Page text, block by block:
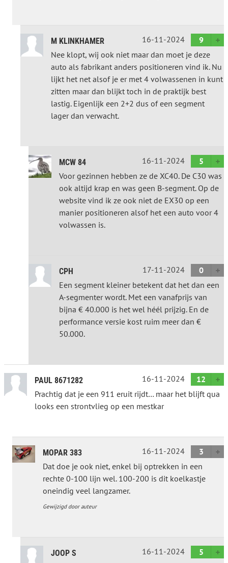
M KLINKHAMER 16-11-2024
9
Nee klopt, wij ook niet maar dan moet je deze
auto als fabrikant anders positioneren vind ik. Nu
lijkt het net alsof je er met 4 volwassenen in kunt
zitten maar dan blijkt toch in de praktijk best
lastig. Eigenlijk een 2+2 dus of een segment
lager dan verwacht.
MCW 84 16-11-2024
5
Voor gezinnen hebben ze de XC40. De C30 was
ook altijd krap en was geen B-segment. Op de
website vind ik ze ook niet de EX30 op een
manier positioneren alsof het een auto voor 4
volwassen is.
CPH 17-11-2024
0
Een segment kleiner betekent dat het dan een
A-segmenter wordt. Met een vanafprijs van
bijna € 40.000 is het wel héél prijzig. En de
performance versie kost ruim meer dan €
50.000.
PAUL 8671282 16-11-2024
12
Prachtig dat je een 911 eruit rijdt… maar het blijft qua
looks een strontvlieg op een mestkar
MOPAR 383 16-11-2024
3
Dat doe je ook niet, enkel bij optrekken in een
rechte 0-100 lijn wel. 100-200 is dit koelkastje
oneindig veel langzamer.
Gewijzigd door auteur
JOOP S 16-11-2024
5